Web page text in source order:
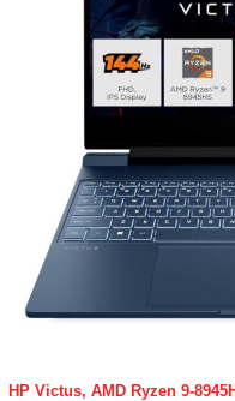
HP Victus, AMD Ryzen 9-